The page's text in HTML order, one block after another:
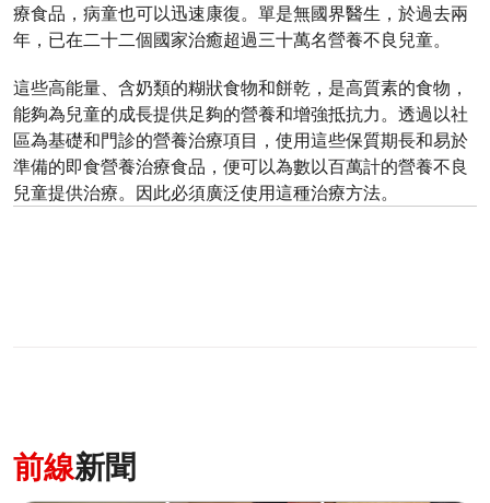
療食品，病童也可以迅速康復。單是無國界醫生，於過去兩
年，已在二十二個國家治癒超過三十萬名營養不良兒童。
這些高能量、含奶類的糊狀食物和餅乾，是高質素的食物，
能夠為兒童的成長提供足夠的營養和增強抵抗力。透過以社
區為基礎和門診的營養治療項目，使用這些保質期長和易於
準備的即食營養治療食品，便可以為數以百萬計的營養不良
兒童提供治療。因此必須廣泛使用這種治療方法。
前線新聞